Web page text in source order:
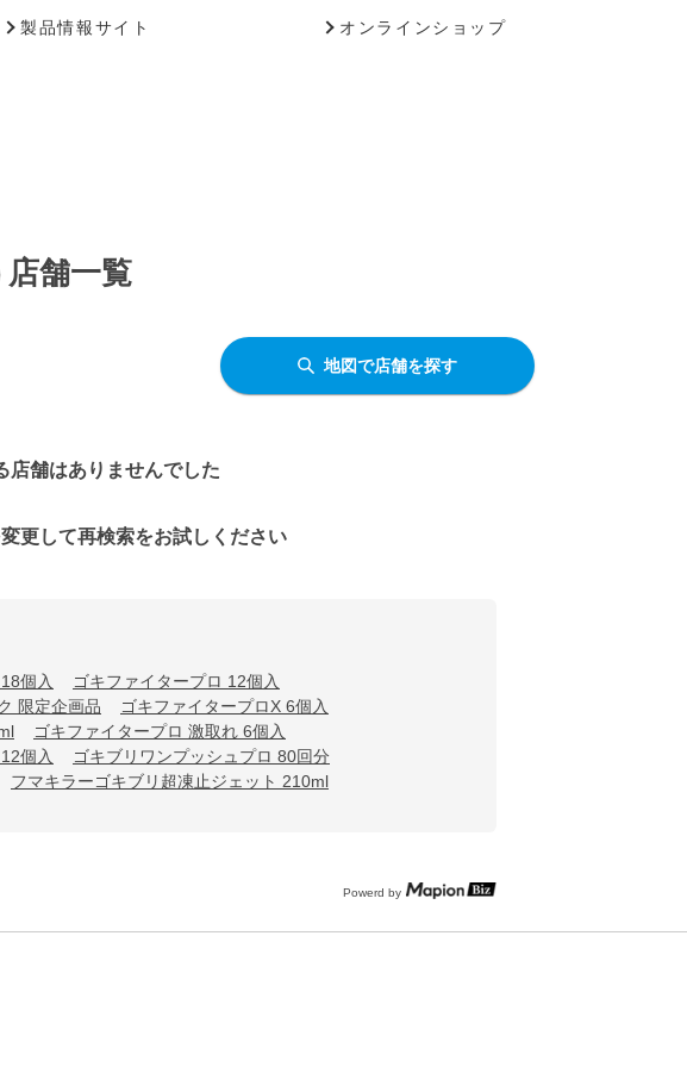
製品情報サイト オンラインショップ
舗一覧
地図で店舗を探す
店舗はありませんでした
更して再検索をお試しください
個入
ゴキファイタープロ 12個入
限定企画品
ゴキファイタープロX 6個入
ゴキファイタープロ 激取れ 6個入
個入
ゴキブリワンプッシュプロ 80回分
フマキラーゴキブリ超凍止ジェット 210ml
Powerd by